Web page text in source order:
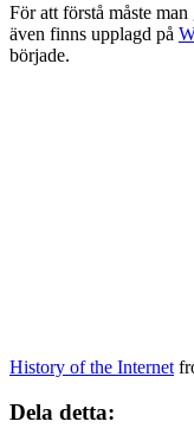
För att förstå måste
även finns upplagd på
började.
History of the Internet
Dela detta: